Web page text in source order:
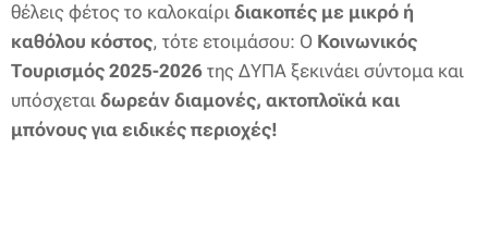
θέλεις φέτος το καλοκαίρι διακοπές με μικρό ή
καθόλου κόστος, τότε ετοιμάσου: Ο Κοινωνικός
Τουρισμός 2025-2026 της ΔΥΠΑ ξεκινάει σύντομα και
υπόσχεται δωρεάν διαμονές, ακτοπλοϊκά και
μπόνους για ειδικές περιοχές!